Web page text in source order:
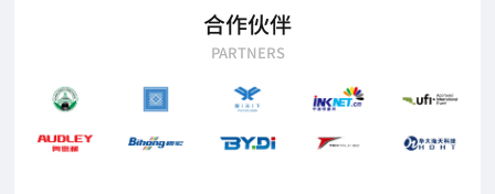
深耕华...
合作伙伴
PARTNERS